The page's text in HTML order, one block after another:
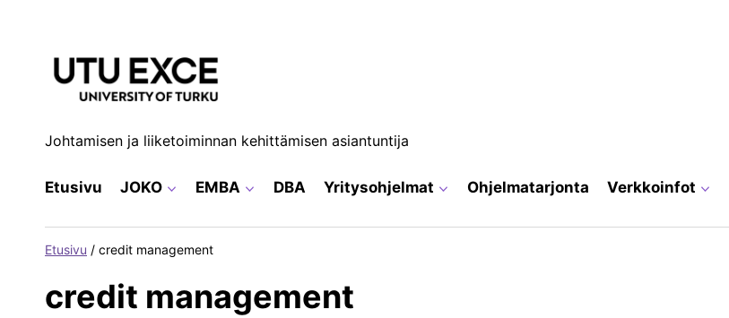
Johtamisen ja liiketoiminnan kehittämisen asiantuntija
Etusivu JOKO EMBA DBA Yritysohjelmat Ohjelmatarjonta Verkkoinfot
Etusivu / credit management
credit management